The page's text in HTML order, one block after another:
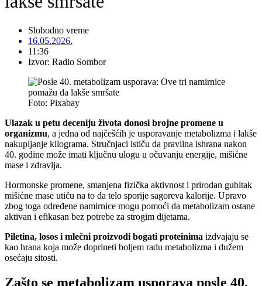
Slobodno vreme
16.05.2026.
11:36
Izvor: Radio Sombor
Foto: Pixabay
Ulazak u petu deceniju života donosi brojne promene u
organizmu, a jedna od najčešćih je usporavanje metabolizma i lakše
nakupljanje kilograma. Stručnjaci ističu da pravilna ishrana nakon
40. godine može imati ključnu ulogu u očuvanju energije, mišićne
mase i zdravlja.
Hormonske promene, smanjena fizička aktivnost i prirodan gubitak
mišićne mase utiču na to da telo sporije sagoreva kalorije. Upravo
zbog toga određene namirnice mogu pomoći da metabolizam ostane
aktivan i efikasan bez potrebe za strogim dijetama.
Piletina, losos i mlečni proizvodi bogati proteinima izdvajaju se
kao hrana koja može doprineti boljem radu metabolizma i dužem
osećaju sitosti.
Zašto se metabolizam usporava posle 40.